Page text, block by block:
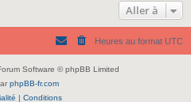
Aller à
Heures au format UTC
Software © phpBB Limited
phpBB-fr.com
| Conditions